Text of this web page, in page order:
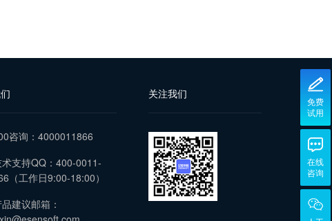
咨询：4000011866
术支持QQ：400-0011-
（工作日9:00-18:00）
建议邮箱：
关注我们
免费
试用
在线
咨询